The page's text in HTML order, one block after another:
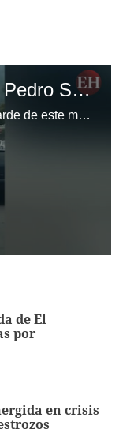
Masacre ocurrida en San Pedro Sula queda registrada en video
Tres personas fueron asesinadas la tarde de este martes en el barrio Los Andes de la ciudad de San Pedro Sula. En el video se percibe el momento en que sicarios acribillan sin compasión a las víctimas.
de El
por
en crisis